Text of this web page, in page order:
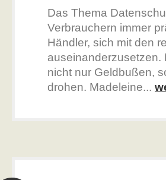
Das Thema
Verbrauchern immer
Händler, sich mit den
auseinanderzusetzen.
nicht nur Geldbußen,
drohen. Madeleine...